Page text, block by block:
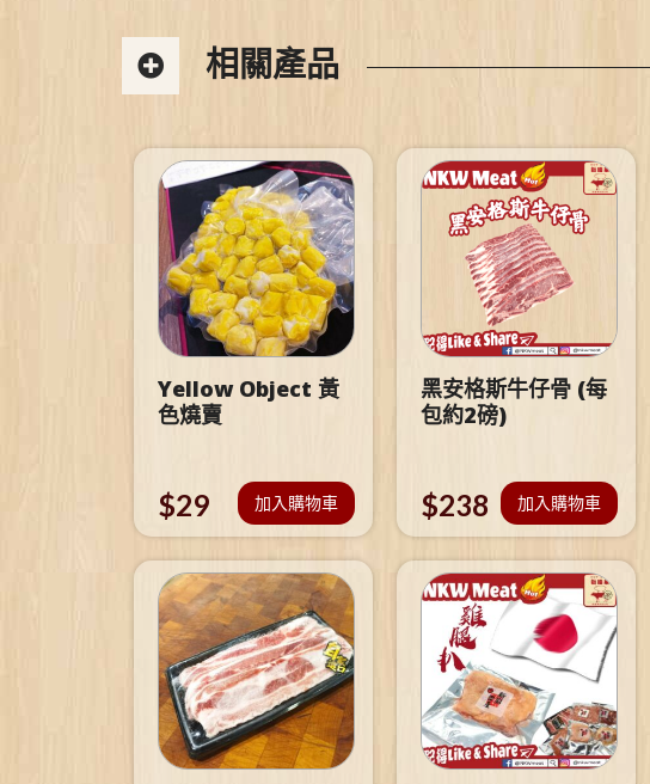
相關產品
Yellow Object 黃
色燒賣
$29 加入購物車
黑安格斯牛仔骨 (每
包約2磅)
$238 加入購物車